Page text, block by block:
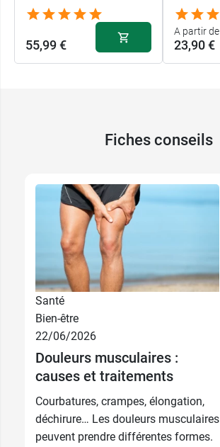
55,99 €
A partir de
23,90 €
Fiches conseils
Santé
Bien-être
22/06/2026
Douleurs musculaires :
causes et traitements
Courbatures, crampes, élongation,
déchirure… Les douleurs musculaires
peuvent prendre différentes formes.